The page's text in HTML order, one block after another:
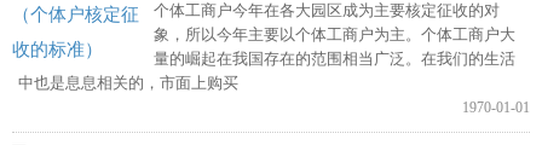
个体工商户今年在各大园区成为主要核定征收的对
象，所以今年主要以个体工商户为主。个体工商户大
量的崛起在我国存在的范围相当广泛。在我们的生活
中也是息息相关的，市面上购买
1970-01-01